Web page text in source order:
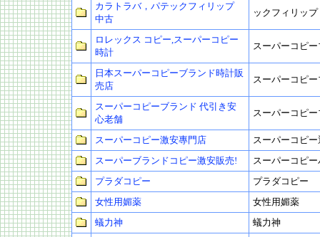
カラトラバ，パテックフィリップ
中古
ックフィリッ
ロレックス コピー,スーパーコピー
時計
スーパーコピ
日本スーパーコピーブランド時計販
売店
スーパーコピ
スーパーコピーブランド 代引き安
心老舗
スーパーコピ
スーパーコピー激安專門店
スーパーコピ
スーパーブランドコピー激安販売!
スーパーコピ
プラダコピー
プラダコピー
女性用媚薬
女性用媚薬
蟻力神
蟻力神